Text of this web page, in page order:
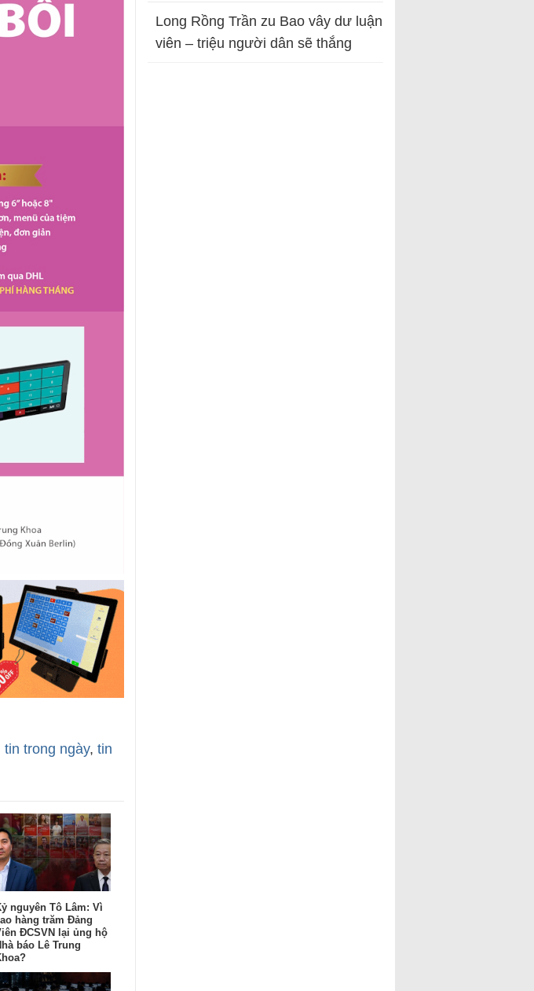
tin trong ngày, tin
nguyên Tô Lâm: Vì
hàng trăm Đảng
ĐCSVN lại ủng hộ
báo Lê Trung
Long Rồng Trần zu Bao vây dư luận
viên – triệu người dân sẽ thắng